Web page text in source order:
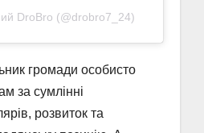
DroBro (@drobro7_24)
громади особисто
за сумлінні
розвиток та